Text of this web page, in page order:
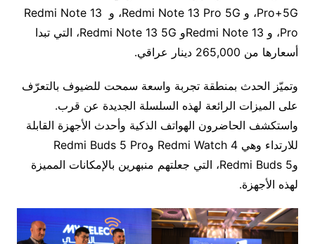
Pro+5G، و Redmi Note 13 Pro 5G، و Redmi Note 13
Pro، و Redmi Note 13و Redmi Note 13 5G، التي تبدا
أسعارها من 265,000 دينار عراقي.
وتميّز الحدث بمنطقة تجربة واسعة سمحت للضيوف بالتعرّف
على الميزات الرائعة لهذه السلسلة الجديدة عن قرب.
واستكشف الحاضرون الهواتف الذكية وأحدث الأجهزة القابلة
للارتداء وهي Redmi Watch 4 وRedmi Buds 5 Pro
وRedmi Buds 5، التي جعلتهم منبهرين بالإمكانات المميزة
لهذه الأجهزة.